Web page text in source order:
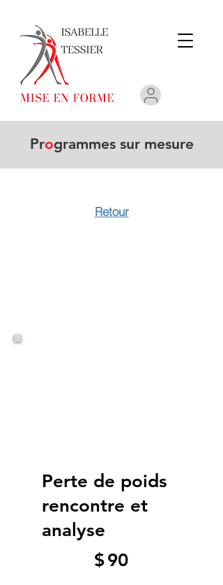
Programmes sur mesure
Retour
Perte de poids
rencontre et
analyse
$90